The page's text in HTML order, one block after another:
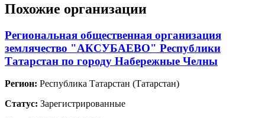
Похожие организации
Региональная общественная организация
землячество "АКСУБАЕВО" Республики
Татарстан по городу Набережные Челны
Регион: Республика Татарстан (Татарстан)
Статус: Зарегистрированные